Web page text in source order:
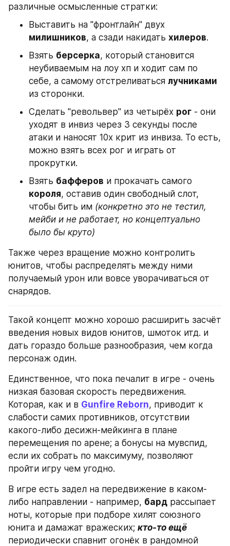
различные осмысленные стратки:
милишников, а сзади накидать хилеров.
Взять берсерка, который становится
неубиваемым на лоу хп и ходит сам по
себе, а самому отстреливаться лучниками
из сторонки.
Сделать "револьвер" из четырёх рог - они
уходят в инвиз через 3 секунды после
атаки и наносят 10х крит из инвиза. То есть,
можно взять всех рог и играть от
прокрутки.
Взять бафферов
короля, оставив один свободный слот,
чтобы бить им (конкретно это не тестил,
мейби и не работает, но концептуально
было бы круто)
Также через вращение можно контролить
юнитов, чтобы распределять между ними
получаемый урон или вовсе уворачиваться от
снарядов.
Такой концепт можно хорошо расширить засчёт
введения новых видов юнитов, шмоток итд. и
дать гораздо больше разнообразия, чем когда
персонаж один.
Единственное, что пока печалит в игре - очень
низкая базовая скорость передвижения.
Которая, как и в Gunfire Reborn, приводит к
слабости самих противников, отсутствии
какого-либо десижн-мейкинга в плане
перемещения по арене; а бонусы на мувспид,
если их собрать по максимуму, позволяют
пройти игру чем угодно.
В игре есть задел на передвижение в каком-
либо направлении - например, бард рассыпает
ноты, которые при подборе хилят союзного
юнита и дамажат вражеских; кто-то ещё
периодически спавнит огонёк в рандомной